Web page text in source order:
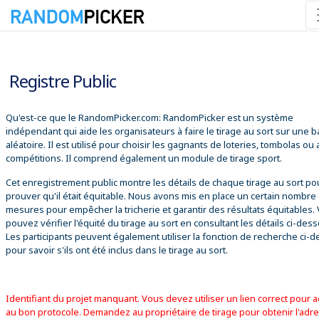
Registre Public
Qu'est-ce que le RandomPicker.com: RandomPicker est un système
indépendant qui aide les organisateurs à faire le tirage au sort sur une
aléatoire. Il est utilisé pour choisir les gagnants de loteries, tombolas ou
compétitions. Il comprend également un module de tirage sport.
Cet enregistrement public montre les détails de chaque tirage au sort
prouver qu'il était équitable. Nous avons mis en place un certain nombre
mesures pour empêcher la tricherie et garantir des résultats équitables.
pouvez vérifier l'équité du tirage au sort en consultant les détails ci-
Les participants peuvent également utiliser la fonction de recherche ci-
pour savoir s'ils ont été inclus dans le tirage au sort.
Identifiant du projet manquant. Vous devez utiliser un lien correct pour
au bon protocole. Demandez au propriétaire de tirage pour obtenir